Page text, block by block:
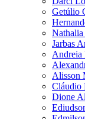
Getúlio
Jarbas
Andreia
Alisson
Cláudio
Dione